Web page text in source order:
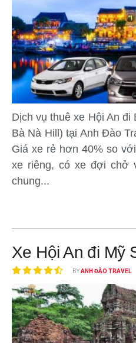
Dịch vụ thuê xe Hội An đi
Bà Nà Hill) tại Anh Đào
Giá xe rẻ hơn 40% so
xe riêng, có xe đợi chở
chung...
Xe Hội An đi Mỹ
BYANH ĐÀO TRAVEL